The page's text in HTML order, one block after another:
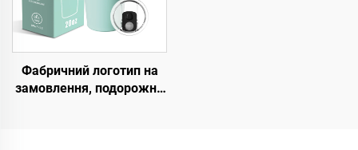
Фабричний логотип на
замовлення, подорожня